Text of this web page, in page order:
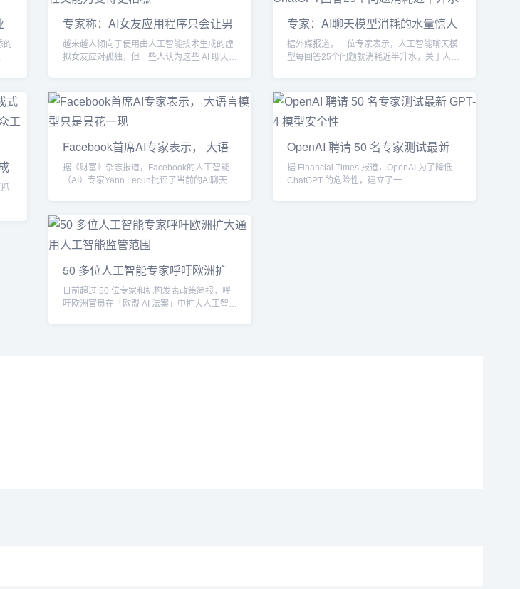
的
专家称：AI女友应用程序只会让男
人社
越来越人倾向于使用由人工智能技术生成的虚
拟女友应对孤独，但一些人认为这些 AI 聊天机
专家：AI聊天模型消耗的水量惊人
Cha
据外媒报道，一位专家表示，人工智能聊天模
型每回答25个问题就消耗近半升水，关于人工
Facebook首席AI专家表示， 大语
言模
据《财富》杂志报道，Facebook的人工智能
（AI）专家Yann Lecun批评了当前的AI聊天
OpenAI 聘请 50 名专家测试最新
GP
据 Financial Times 报道，OpenAI 为了降低
ChatGPT 的危险性，建立了一...
50 多位人工智能专家呼吁欧洲扩
大
日前超过 50 位专家和机构发表政策简报，呼
吁欧洲官员在「欧盟 AI 法案」中扩大人工智能